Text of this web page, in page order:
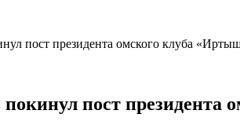
пост президента омского клуба
пост президента